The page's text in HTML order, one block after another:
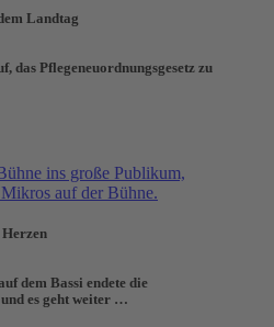
Landtag
das Pflegeneuordnungsgesetz zu
Herzen
dem Bassi endete die
es geht weiter …